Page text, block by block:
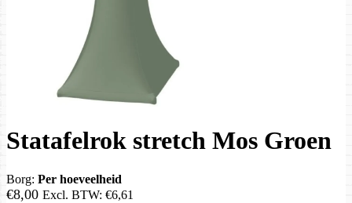
Statafelrok stretch Mos Groen
Borg: Per hoeveelheid
€8,00 Excl. BTW: €6,61